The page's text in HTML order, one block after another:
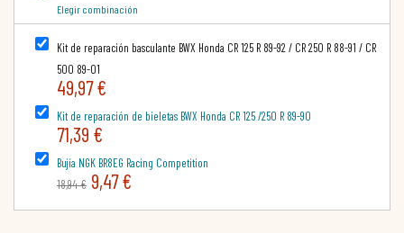
Elegir combinación
Kit de reparación basculante BWX Honda CR 125 R 89-92 / CR 250 R 88-91 / CR
500 89-01
49,97 €
Kit de reparación de bieletas BWX Honda CR 125 /250 R 89-90
71,39 €
Bujía NGK BR8EG Racing Competition
18,94 € 9,47 €